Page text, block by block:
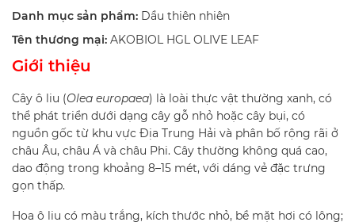
Danh mục sản phẩm: Dầu thiên nhiên
Tên thương mại: AKOBIOL HGL OLIVE LEAF
Giới thiệu
Cây ô liu (Olea europaea) là loài thực vật thường xanh, có
thể phát triển dưới dạng cây gỗ nhỏ hoặc cây bụi, có
nguồn gốc từ khu vực Địa Trung Hải và phân bố rộng rãi ở
châu Âu, châu Á và châu Phi. Cây thường không quá cao,
dao động trong khoảng 8–15 mét, với dáng vẻ đặc trưng
gọn thấp.
Hoa ô liu có màu trắng, kích thước nhỏ, bề mặt hơi có lông;